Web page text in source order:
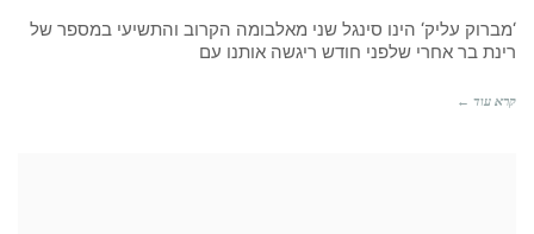
‘מברוק עליק‘ הינו סינגל שני מאלבומה הקרוב והתשיעי במספר של
רינת בר אחרי שלפני חודש ריגשה אותנו עם
קרא עוד ←